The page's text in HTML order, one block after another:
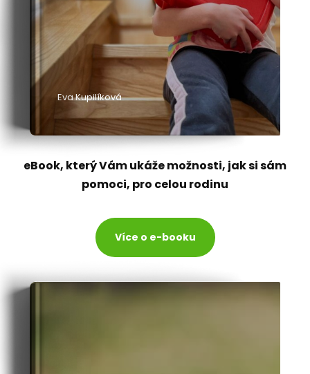
Eva Kupilíková
eBook, který Vám ukáže možnosti, jak si sám
pomoci, pro celou rodinu
Více o e-booku